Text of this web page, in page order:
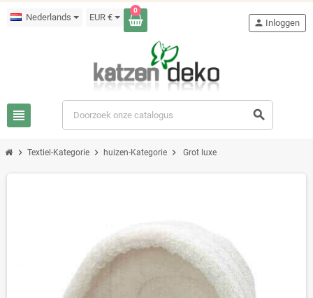
Nederlands EUR €
0
view_headline search
person Inloggen
chevron_right Textiel-Kategorie chevron_right huizen-Kategorie chevron_right Grot luxe